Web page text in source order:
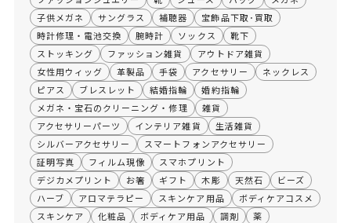
子供メガネ
サングラス 補聴器
宝飾品下取･買取
時計修理・電池交換
腕時計 ソックス
靴下
ストッキング
ファッション雑貨
アウトドア雑貨
女性用ウィッグ
革製品 手袋 アクセサリー
ネックレス
ピアス
ブレスレット 結婚指輪
婚約指輪
メガネ・宝石のクリーニング・修理
雑貨
アクセサリーパーツ
インテリア雑貨
生活雑貨
シルバーアクセサリー
スマートフォンアクセサリー
証明写真
フィルム現像
スマホプリント
デジカメプリント
お箸 ギフト 木彫 天然石
ビーズ
ハーブ
アロマテラピー スキンケア用品
ボディケアコスメ
スキンケア
化粧品 ボディケア用品 調剤
薬